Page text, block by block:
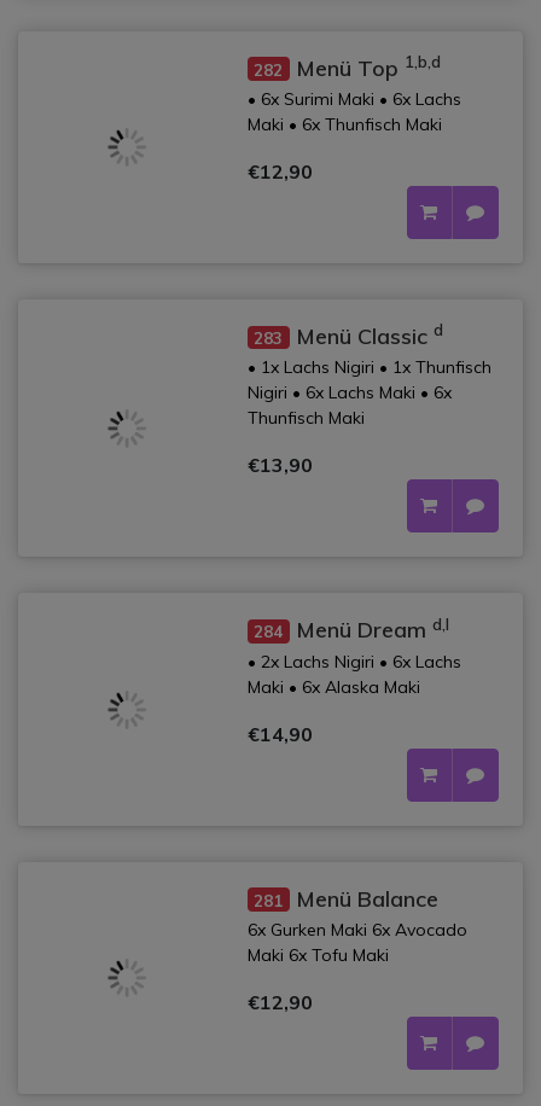
282 Menü Top 1,b,d
• 6x Surimi Maki • 6x Lachs
Maki • 6x Thunfisch Maki
€12,90
283 Menü Classic d
• 1x Lachs Nigiri • 1x Thunfisch
Nigiri • 6x Lachs Maki • 6x
Thunfisch Maki
€13,90
284 Menü Dream d,l
• 2x Lachs Nigiri • 6x Lachs
Maki • 6x Alaska Maki
€14,90
281 Menü Balance
6x Gurken Maki 6x Avocado
Maki 6x Tofu Maki
€12,90